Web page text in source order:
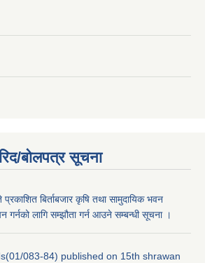
बोलपत्र सूचना
बिर्ताबजार कृषि तथा सामुदायिक भवन
गर्नको लागि सम्झौता गर्न आउने सम्बन्धी सूचना ।
083-84) published on 15th shrawan